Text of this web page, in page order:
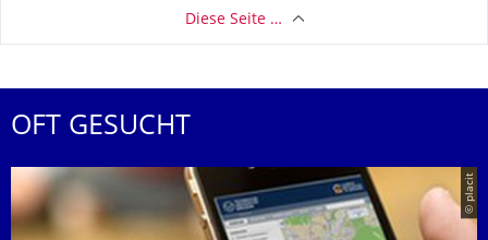
Diese Seite …
OFT GESUCHT
© placit